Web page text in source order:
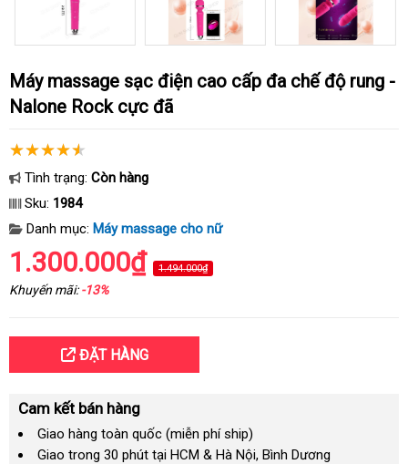
Máy massage sạc điện cao cấp đa chế độ rung -
Nalone Rock cực đã
Tình trạng: Còn hàng
Sku: 1984
Danh mục: Máy massage cho nữ
1.300.000₫ 1.494.000₫
Khuyến mãi:-13%
ĐẶT HÀNG
Cam kết bán hàng
Giao hàng toàn quốc (miễn phí ship)
Giao trong 30 phút tại HCM & Hà Nội, Bình Dương